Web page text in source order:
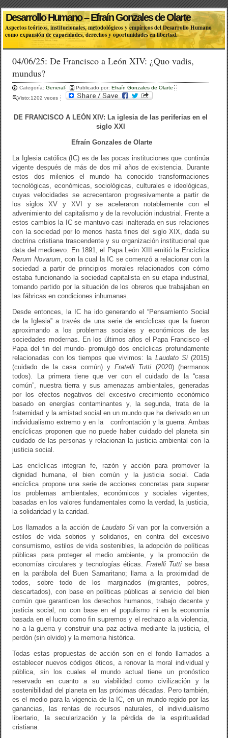
Desarrollo Humano – Efraín Gonzales de Olarte
Aspectos teóricos, institucionales, metodológicos y empíricos del Desarrollo Humano
como expansión de capacidades, derechos y oportunidades en libertad.
04/06/25: De Francisco a León XIV: ¿Quo vadis,
mundus?
Categoría:General Publicado por:Efraín Gonzales de Olarte
Visto:1202 veces
DE FRANCISCO A LEÓN XIV: La iglesia de las periferias en el
siglo XXI
Efraín Gonzales de Olarte
La Iglesia católica (IC) es de las pocas instituciones que continúa
vigente después de más de dos mil años de existencia. Durante
estos dos milenios el mundo ha conocido transformaciones
tecnológicas, económicas, sociológicas, culturales e ideológicas,
cuyas velocidades se acrecentaron progresivamente a partir de
los siglos XV y XVI y se aceleraron notablemente con el
advenimiento del capitalismo y de la revolución industrial. Frente a
estos cambios la IC se mantuvo casi inalterada en sus relaciones
con la sociedad por lo menos hasta fines del siglo XIX, dada su
doctrina cristiana trascendente y su organización institucional que
data del medioevo. En 1891, el Papa León XIII emitió la Encíclica
Rerum Novarum, con la cual la IC se comenzó a relacionar con la
sociedad a partir de principios morales relacionados con cómo
estaba funcionando la sociedad capitalista en su etapa industrial,
tomando partido por la situación de los obreros que trabajaban en
las fábricas en condiciones inhumanas.
Desde entonces, la IC ha ido generando el “Pensamiento Social
de la Iglesia” a través de una serie de encíclicas que la fueron
aproximando a los problemas sociales y económicos de las
sociedades modernas. En los últimos años el Papa Francisco -el
Papa del fin del mundo- promulgó dos encíclicas profundamente
relacionadas con los tiempos que vivimos: la Laudato Si(2015)
(cuidado de la casa común) yFratelli Tutti (2020) (hermanos
todos). La primera tiene que ver con el cuidado de la “casa
común”, nuestra tierra y sus amenazas ambientales, generadas
por los efectos negativos del excesivo crecimiento económico
basado en energías contaminantes y, la segunda, trata de la
fraternidad y la amistad social en un mundo que ha derivado en un
individualismo extremo y en la confrontación y la guerra. Ambas
encíclicas proponen que no puede haber cuidado del planeta sin
cuidado de las personas y relacionan la justicia ambiental con la
justicia social.
Las encíclicas integran fe, razón y acción para promover la
dignidad humana, el bien común y la justicia social. Cada
encíclica propone una serie de acciones concretas para superar
los problemas ambientales, económicos y sociales vigentes,
basadas en los valores fundamentales como la verdad, la justicia,
la solidaridad y la caridad.
Los llamados a la acción deLaudato Sivan por la conversión a
estilos de vida sobrios y solidarios, en contra del excesivo
consumismo, estilos de vida sostenibles, la adopción de políticas
públicas para proteger el medio ambiente, y la promoción de
economías circulares y tecnologías éticas.Fratelli Tutti se basa
en la parábola del Buen Samaritano; llama a la proximidad de
todos, sobre todo de los marginados (migrantes, pobres,
descartados), con base en políticas públicas al servicio del bien
común que garanticen los derechos humanos, trabajo decente y
justicia social, no con base en el populismo ni en la economía
basada en el lucro como fin supremos y el rechazo a la violencia,
no a la guerra y construir una paz activa mediante la justicia, el
perdón (sin olvido) y la memoria histórica.
Todas estas propuestas de acción son en el fondo llamados a
establecer nuevos códigos éticos, a renovar la moral individual y
pública, sin los cuales el mundo actual tiene un pronóstico
reservado en cuanto a su viabilidad como civilización y la
sostenibilidad del planeta en las próximas décadas. Pero también,
es el medio para la vigencia de la IC, en un mundo regido por las
ganancias, las rentas de recursos naturales, el individualismo
libertario, la secularización y la pérdida de la espiritualidad
cristiana.